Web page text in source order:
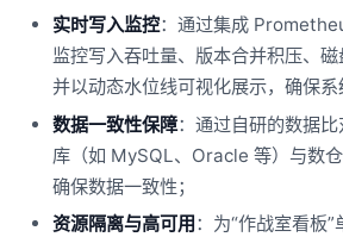
实时写入监控：通过集成
监控写入吞吐量、版本合并积压、磁
并以动态水位线可视化展示，确保系
数据一致性保障：通过自研的数据
库（如 MySQL、Oracle 等）与数仓
确保数据一致性；
资源隔离与高可用 ：为“作战室看板